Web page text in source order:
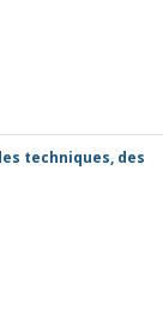
techniques, des